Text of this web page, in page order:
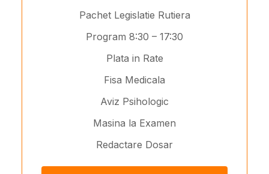
Pachet Legislatie Rutiera
Program 8:30 – 17:30
Plata in Rate
Fisa Medicala
Aviz Psihologic
Masina la Examen
Redactare Dosar